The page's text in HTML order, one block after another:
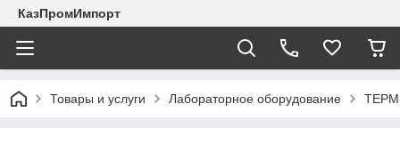
КазПромИмпорт
Товары и услуги Лабораторное оборудование